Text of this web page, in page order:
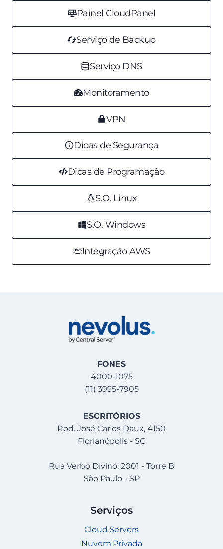
Painel CloudPanel
Serviço de Backup
Serviço DNS
Monitoramento
VPN
Dicas de Segurança
Dicas de Programação
S.O. Linux
S.O. Windows
Integração AWS
FONES
4000-1075
(11) 3995-7905
ESCRITÓRIOS
Rod. José Carlos Daux, 4150
Florianópolis - SC
Rua Verbo Divino, 2001 - Torre B
São Paulo - SP
Serviços
Cloud Servers
Nuvem Privada